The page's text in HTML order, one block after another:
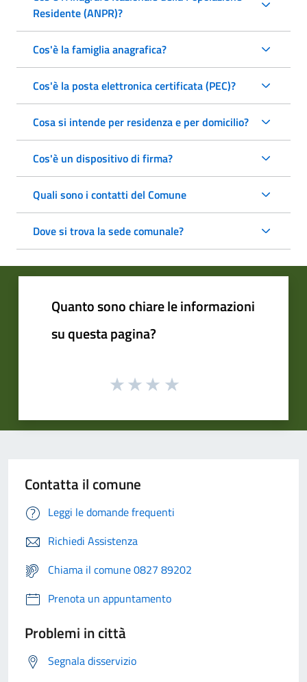
Residente (ANPR)?
Cos'è la famiglia anagrafica?
Cos'è la posta elettronica certificata (PEC)?
Cosa si intende per residenza e per domicilio?
Cos'è un dispositivo di firma?
Quali sono i contatti del Comune
Dove si trova la sede comunale?
Quanto sono chiare le informazioni
su questa pagina?
Contatta il comune
Leggi le domande frequenti
Richiedi Assistenza
Chiama il comune 0827 89202
Prenota un appuntamento
Problemi in città
Segnala disservizio